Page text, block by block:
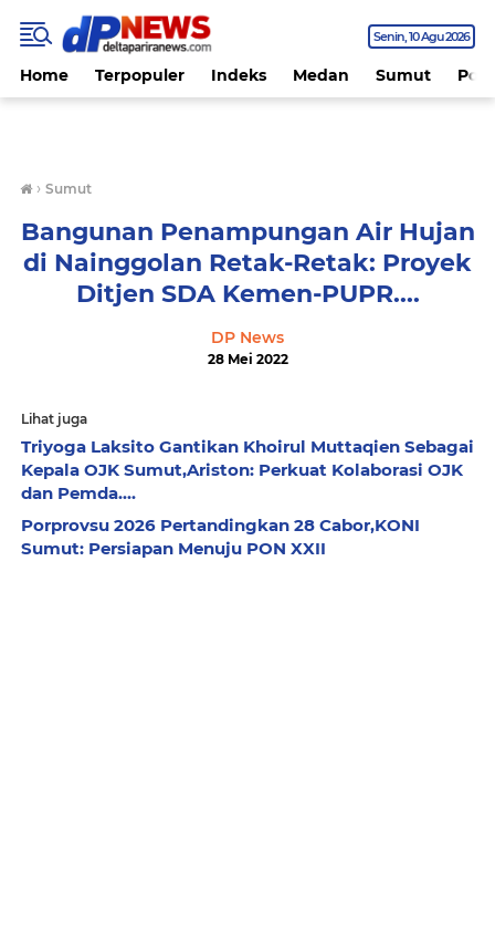
Senin 10 Agu 2026
Home Terpopuler Indeks Medan Sumut
› Sumut
Bangunan Penampungan Air Hujan
di Nainggolan Retak-Retak: Proyek
Ditjen SDA Kemen-PUPR....
DP News
28 Mei 2022
Lihat juga
Triyoga Laksito Gantikan Khoirul Muttaqien Sebagai
Kepala OJK Sumut,Ariston: Perkuat Kolaborasi OJK
dan Pemda....
Porprovsu 2026 Pertandingkan 28 Cabor,KONI
Sumut: Persiapan Menuju PON XXII